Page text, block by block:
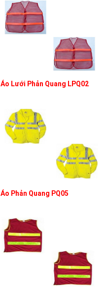
Áo Lưới Phản Quang LPQ02
Áo Phản Quang PQ05